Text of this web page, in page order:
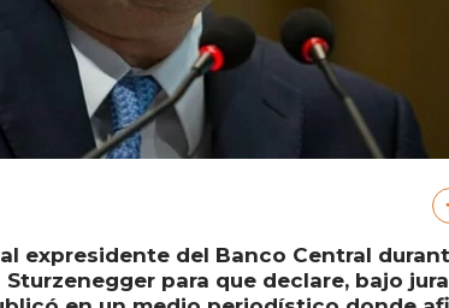
expresidente del Banco Central
para que declare, bajo